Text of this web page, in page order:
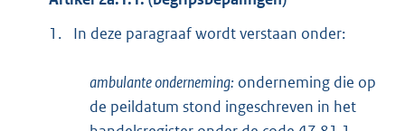
1.
In deze paragraaf wordt verstaan onder:
ambulante onderneming: onderneming die op
de peildatum stond ingeschreven in het